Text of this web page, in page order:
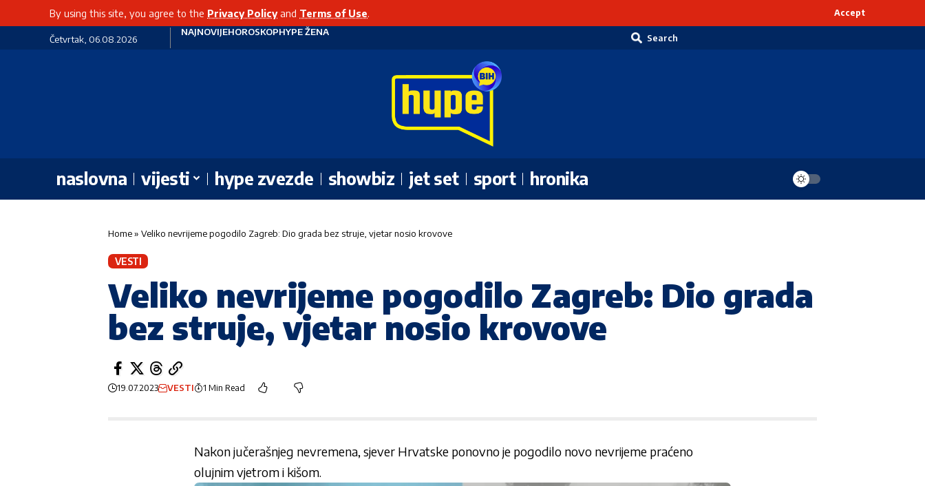
By using this site, you agree to the Privacy Policyand Terms of Use. Accept
Četvrtak, 06.08.2026
NAJNOVIJEHOROSKOPHYPE ŽENA
Search
naslovna vijesti hype zvezde showbiz jet set sport hronika
Home» Veliko nevrijeme pogodilo Zagreb: Dio grada bez struje, vjetar nosio krovove
VESTI
Veliko nevrijeme pogodilo Zagreb: Dio grada
bez struje, vjetar nosio krovove
19.07.2023 VESTI 1 Min Read
Nakon jučerašnjeg nevremena, sjever Hrvatske ponovno je pogodilo novo nevrijeme praćeno
olujnim vjetrom i kišom.